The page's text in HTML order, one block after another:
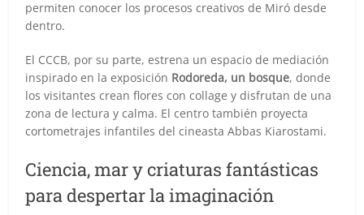
permiten conocer los procesos creativos de Miró desde
dentro.
El CCCB, por su parte, estrena un espacio de mediación
inspirado en la exposición Rodoreda, un bosque, donde
los visitantes crean flores con collage y disfrutan de una
zona de lectura y calma. El centro también proyecta
cortometrajes infantiles del cineasta Abbas Kiarostami.
Ciencia, mar y criaturas fantásticas
para despertar la imaginación